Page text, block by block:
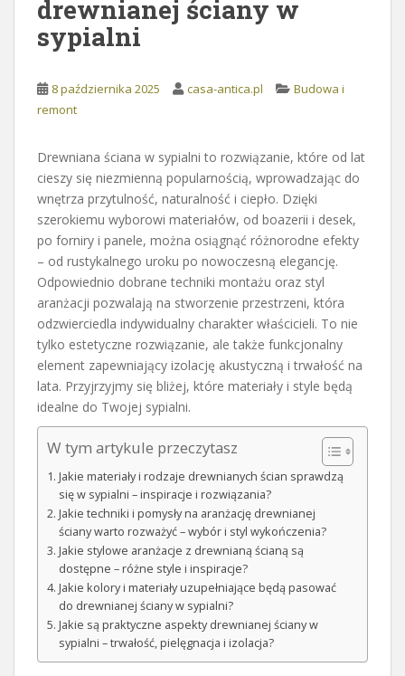
drewnianej ściany w
sypialni
8 października 2025 casa-antica.pl
Budowa i
remont
Drewniana ściana w sypialni to rozwiązanie, które od lat
cieszy się niezmienną popularnością, wprowadzając do
wnętrza przytulność, naturalność i ciepło. Dzięki
szerokiemu wyborowi materiałów, od boazerii i desek,
po forniry i panele, można osiągnąć różnorodne efekty
– od rustykalnego uroku po nowoczesną elegancję.
Odpowiednio dobrane techniki montażu oraz styl
aranżacji pozwalają na stworzenie przestrzeni, która
odzwierciedla indywidualny charakter właścicieli. To nie
tylko estetyczne rozwiązanie, ale także funkcjonalny
element zapewniający izolację akustyczną i trwałość na
lata. Przyjrzyjmy się bliżej, które materiały i style będą
idealne do Twojej sypialni.
W tym artykule przeczytasz
Jakie materiały i rodzaje drewnianych ścian sprawdzą
się w sypialni – inspiracje i rozwiązania?
Jakie techniki i pomysły na aranżację drewnianej
ściany warto rozważyć – wybór i styl wykończenia?
Jakie stylowe aranżacje z drewnianą ścianą są
dostępne – różne style i inspiracje?
Jakie kolory i materiały uzupełniające będą pasować
do drewnianej ściany w sypialni?
Jakie są praktyczne aspekty drewnianej ściany w
sypialni – trwałość, pielęgnacja i izolacja?